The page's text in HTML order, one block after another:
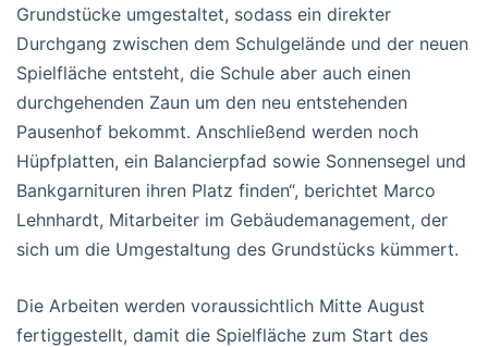
Grundstücke umgestaltet, sodass ein direkter
Durchgang zwischen dem Schulgelände und der neuen
Spielfläche entsteht, die Schule aber auch einen
durchgehenden Zaun um den neu entstehenden
Pausenhof bekommt. Anschließend werden noch
Hüpfplatten, ein Balancierpfad sowie Sonnensegel und
Bankgarnituren ihren Platz finden“, berichtet Marco
Lehnhardt, Mitarbeiter im Gebäudemanagement, der
sich um die Umgestaltung des Grundstücks kümmert.
Die Arbeiten werden voraussichtlich Mitte August
fertiggestellt, damit die Spielfläche zum Start des